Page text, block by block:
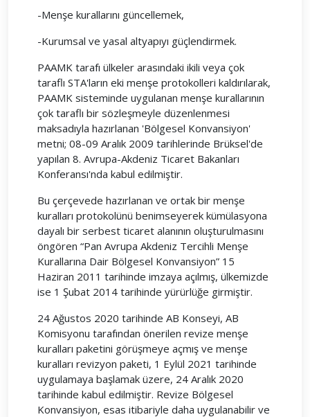
-Menşe kurallarını güncellemek,
-Kurumsal ve yasal altyapıyı güçlendirmek.
PAAMK tarafı ülkeler arasındaki ikili veya çok
taraflı STA'ların eki menşe protokolleri kaldırılarak,
PAAMK sisteminde uygulanan menşe kurallarının
çok taraflı bir sözleşmeyle düzenlenmesi
maksadıyla hazırlanan 'Bölgesel Konvansiyon'
metni; 08-09 Aralık 2009 tarihlerinde Brüksel'de
yapılan 8. Avrupa-Akdeniz Ticaret Bakanları
Konferansı'nda kabul edilmiştir.
Bu çerçevede hazırlanan ve ortak bir menşe
kuralları protokolünü benimseyerek kümülasyona
dayalı bir serbest ticaret alanının oluşturulmasını
öngören “Pan Avrupa Akdeniz Tercihli Menşe
Kurallarına Dair Bölgesel Konvansiyon” 15
Haziran 2011 tarihinde imzaya açılmış, ülkemizde
ise 1 Şubat 2014 tarihinde yürürlüğe girmiştir.
24 Ağustos 2020 tarihinde AB Konseyi, AB
Komisyonu tarafından önerilen revize menşe
kuralları paketini görüşmeye açmış ve menşe
kuralları revizyon paketi, 1 Eylül 2021 tarihinde
uygulamaya başlamak üzere, 24 Aralık 2020
tarihinde kabul edilmiştir. Revize Bölgesel
Konvansiyon, esas itibariyle daha uygulanabilir ve